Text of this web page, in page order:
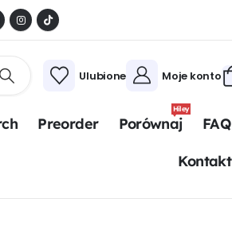
Ulubione Moje konto
Preorder Porównaj
Hiley
FAQ
Kontakt